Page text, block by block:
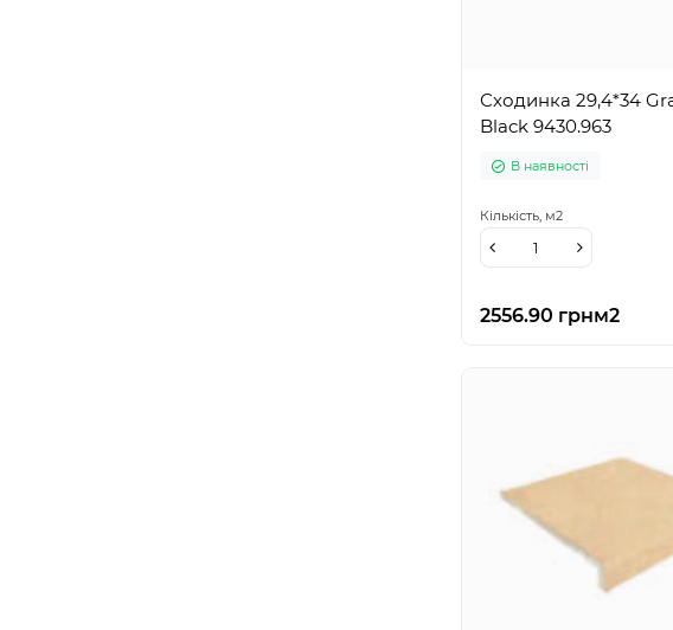
Сходинка 29,4*34
Black 9430.963
В наявності
2556.90 грнм2
Кількість, м2